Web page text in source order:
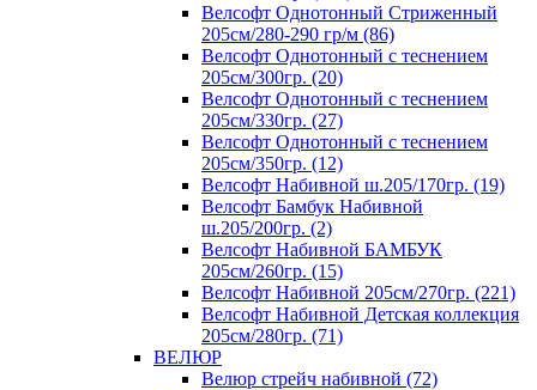
Велсофт Однотонный Стриженный
205см/280-290 гр/м (86)
Велсофт Однотонный с теснением
205см/300гр. (20)
Велсофт Однотонный с теснением
205см/330гр. (27)
Велсофт Однотонный с теснением
205см/350гр. (12)
Велсофт Набивной ш.205/170гр. (19)
Велсофт Бамбук Набивной
ш.205/200гр. (2)
Велсофт Набивной БАМБУК
205см/260гр. (15)
Велсофт Набивной 205см/270гр. (221)
Велсофт Набивной Детская коллекция
205см/280гр. (71)
ВЕЛЮР
Велюр стрейч набивной (72)